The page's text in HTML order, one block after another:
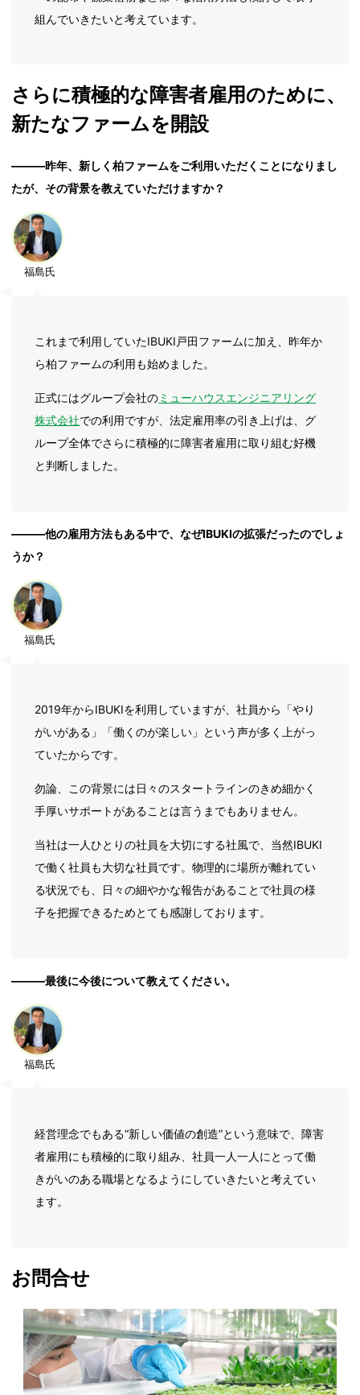
組んでいきたいと考えています。
さらに積極的な障害者雇用のために、
新たなファームを開設
―――昨年、新しく柏ファームをご利用いただくことになりまし
たが、その背景を教えていただけますか？
福島氏
これまで利用していたIBUKI戸田ファームに加え、昨年か
ら柏ファームの利用も始めました。
正式にはグループ会社のミューハウスエンジニアリング
株式会社での利用ですが、法定雇用率の引き上げは、グ
ループ全体でさらに積極的に障害者雇用に取り組む好機
と判断しました。
―――他の雇用方法もある中で、なぜIBUKIの拡張だったのでしょ
うか？
福島氏
2019年からIBUKIを利用していますが、社員から「やり
がいがある」「働くのが楽しい」という声が多く上がっ
ていたからです。
勿論、この背景には日々のスタートラインのきめ細かく
手厚いサポートがあることは言うまでもありません。
当社は一人ひとりの社員を大切にする社風で、当然IBUKI
で働く社員も大切な社員です。物理的に場所が離れてい
る状況でも、日々の細やかな報告があることで社員の様
子を把握できるためとても感謝しております。
―――最後に今後について教えてください。
福島氏
経営理念でもある“新しい価値の創造”という意味で、障害
者雇用にも積極的に取り組み、社員一人一人にとって働
きがいのある職場となるようにしていきたいと考えてい
ます。
お問合せ